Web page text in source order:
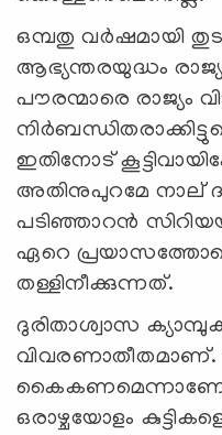
ഒമ്പതു വർഷമായി
ആഭ്യന്തരയുദ്ധം
പൗരന്മാരെ രാജ്യം
ഇതിനോട്
അതിനുപുറമേ നാല്
പടിഞ്ഞാറൻ
ഏറെ
തള്ളിനീക്കുന്നത്.
ദുരിതാശ്വാസ
കൈകണമെന്നാണോ
ഒരാഴ്ചയോളം